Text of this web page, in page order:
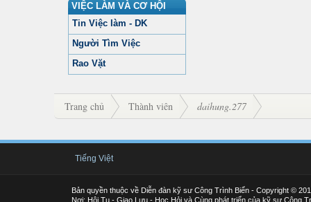
VIỆC LÀM VÀ CƠ HỘI
Tin Việc làm - DK
Người Tìm Việc
Rao Vặt
Trang chủ Thành viên daihung.277
Tiếng Việt
Bản quyền thuộc về Diễn đàn kỹ sư Công Trình Biển - Copyright ©
Nơi: Hội Tụ - Giao Lưu - Học Hỏi và Cùng phát triển của kỹ sư Công